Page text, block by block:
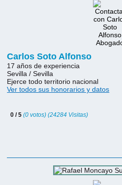
Carlos Soto Alfonso
17 años de experiencia
Sevilla / Sevilla
Ejerce todo territorio nacional
Ver todos sus honorarios y datos
0 / 5(0 votos) (24284 Visitas)